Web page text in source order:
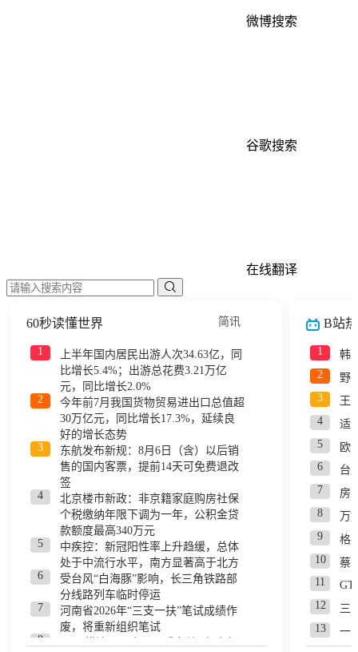
微博搜索
谷歌搜索
在线翻译
60秒读懂世界 简讯
1
上半年国内居民出游人次34.63亿，同
比增长5.4%；出游总花费3.21万亿
元，同比增长2.0%
2
今年前7月我国货物贸易进出口总值超
30万亿元，同比增长17.3%，延续良
好的增长态势
3
东航发布新规：8月6日（含）以后销
售的国内客票，提前14天可免费退改
签
4
北京楼市新政：非京籍家庭购房社保
个税缴纳年限下调为一年，公积金贷
款额度最高340万元
5
中疾控：新冠阳性率上升趋缓，总体
处于中流行水平，南方显著高于北方
6
受台风“白海豚”影响，长三角铁路部
分线路列车临时停运
7
河南省2026年“三支一扶”笔试成绩作
废，将重新组织笔试
8
WTT横滨冠军赛：国乒女单3人跻身
B站
1
韩
2
野
3
王
4
适
5
欧
6
台
7
房
8
万
9
格
10
蔡
11
12
三
13
一